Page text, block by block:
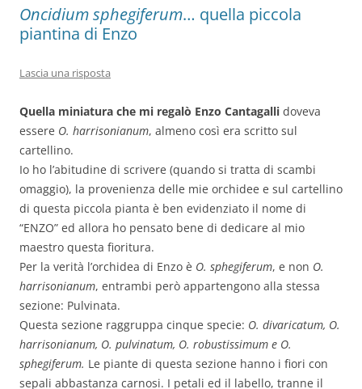
Oncidium sphegiferum… quella piccola
piantina di Enzo
Lascia una risposta
Quella miniatura che mi regalò Enzo Cantagalli doveva
essere O. harrisonianum, almeno così era scritto sul
cartellino.
Io ho l’abitudine di scrivere (quando si tratta di scambi
omaggio), la provenienza delle mie orchidee e sul cartellino
di questa piccola pianta è ben evidenziato il nome di
“ENZO” ed allora ho pensato bene di dedicare al mio
maestro questa fioritura.
Per la verità l’orchidea di Enzo è O. sphegiferum, e non O.
harrisonianum, entrambi però appartengono alla stessa
sezione: Pulvinata.
Questa sezione raggruppa cinque specie: O. divaricatum, O.
harrisonianum, O. pulvinatum, O. robustissimum e O.
sphegiferum. Le piante di questa sezione hanno i fiori con
sepali abbastanza carnosi. I petali ed il labello, tranne il